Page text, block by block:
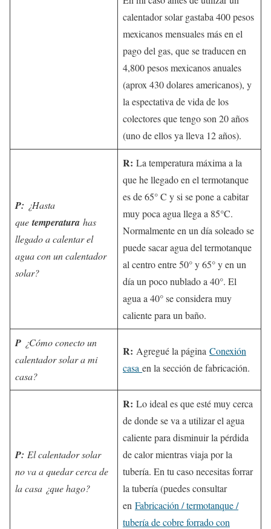
calentador solar gastaba 400 pesos
mexicanos mensuales más en el
pago del gas, que se traducen en
4,800 pesos mexicanos anuales
(aprox 430 dolares americanos), y
la espectativa de vida de los
colectores que tengo son 20 años
(uno de ellos ya lleva 12 años).
P: ¿Hasta
quetemperatura has
llegado a calentar el
agua con un calentador
solar?
R: La temperatura máxima a la
que he llegado en el termotanque
es de 65° C y si se pone a cabitar
muy poca agua llega a 85°C.
Normalmente en un día soleado se
puede sacar agua del termotanque
al centro entre 50° y 65° y en un
día un poco nublado a 40°. El
agua a 40° se considera muy
caliente para un baño.
P ¿Cómo conecto un
calentador solar a mi
casa?
R: Agregué la página Conexión
casa en la sección de fabricación.
P: El calentador solar
no va a quedar cerca de
la casa ¿que hago?
R: Lo ideal es que esté muy cerca
de donde se va a utilizar el agua
caliente para disminuir la pérdida
de calor mientras viaja por la
tubería. En tu caso necesitas forrar
la tubería (puedes consultar
en Fabricación / termotanque /
tubería de cobre forrado con